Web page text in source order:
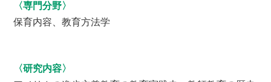
〈専門分野〉
保育内容、教育方法学
〈研究内容〉